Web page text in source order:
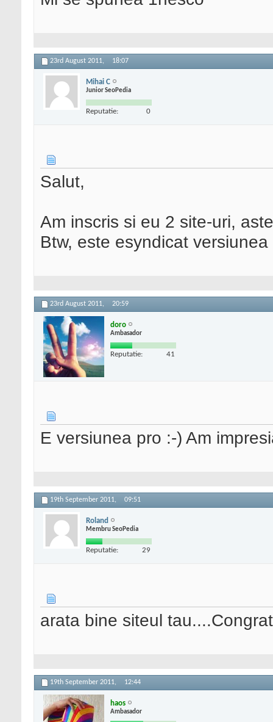
23rd August 2011, 18:07
Mihai C
Junior SeoPedia
Reputatie: 0
Salut,
Am inscris si eu 2 site-uri,
Btw, este esyndicat
23rd August 2011, 20:59
doro
Ambasador
Reputatie: 41
E versiunea pro :-) Am
19th September 2011, 09:51
Roland
Membru SeoPedia
Reputatie: 29
arata bine siteul
19th September 2011, 12:44
haos
Ambasador